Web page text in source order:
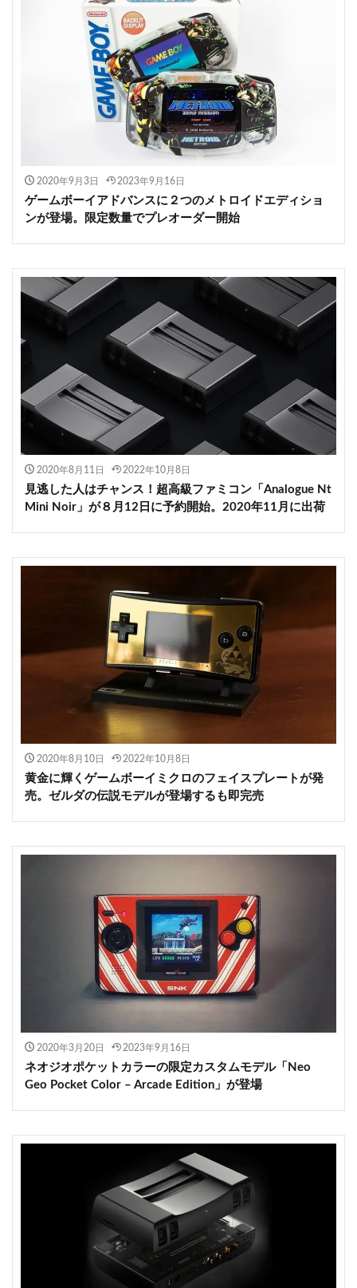
2020年9月3日 2023年9月16日
ゲームボーイアドバンスに２つのメトロイドエディショ
ンが登場。限定数量でプレオーダー開始
2020年8月11日 2022年10月8日
見逃した人はチャンス！超高級ファミコン「Analogue Nt
Mini Noir」が８月12日に予約開始。2020年11月に出荷
2020年8月10日 2022年10月8日
黄金に輝くゲームボーイミクロのフェイスプレートが発
売。ゼルダの伝説モデルが登場するも即完売
2020年3月20日 2023年9月16日
ネオジオポケットカラーの限定カスタムモデル「Neo
Geo Pocket Color – Arcade Edition」が登場